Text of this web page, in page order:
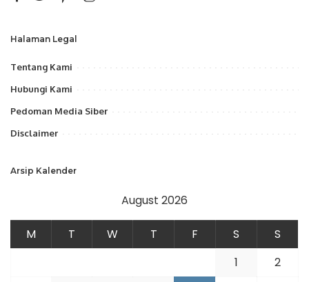
Halaman Legal
Tentang Kami
Hubungi Kami
Pedoman Media Siber
Disclaimer
Arsip Kalender
August 2026
M T W T F S
S
1
2